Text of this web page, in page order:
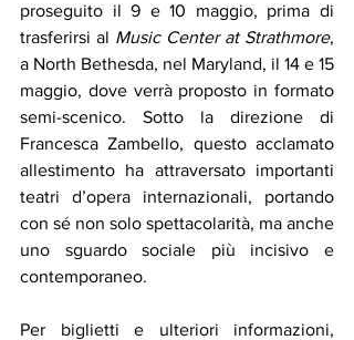
proseguito il 9 e 10 maggio, prima di
trasferirsi al Music Center at Strathmore,
a North Bethesda, nel Maryland, il 14 e 15
maggio, dove verrà proposto in formato
semi-scenico. Sotto la direzione di
Francesca Zambello, questo acclamato
allestimento ha attraversato importanti
teatri d’opera internazionali, portando
con sé non solo spettacolarità, ma anche
uno sguardo sociale più incisivo e
contemporaneo.
Per biglietti e ulteriori informazioni,